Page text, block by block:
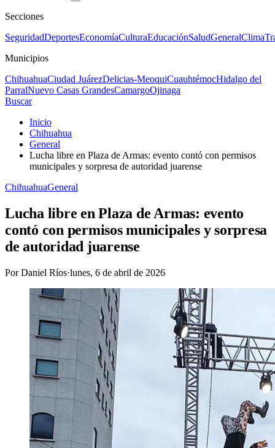
Secciones
SeguridadDeportesEconomíaCulturaEducaciónSaludGeneralClima
Municipios
ChihuahuaCiudad JuárezDelicias-MeoquiCuauhtémocHidalgo del
ParralNuevo Casas GrandesCamargoOjinaga
Buscar
Inicio
Chihuahua
General
Lucha libre en Plaza de Armas: evento contó con permisos
municipales y sorpresa de autoridad juarense
ChihuahuaGeneral
Lucha libre en Plaza de Armas: evento
contó con permisos municipales y sorpresa
de autoridad juarense
PorDaniel Ríos·lunes, 6 de abril de 2026